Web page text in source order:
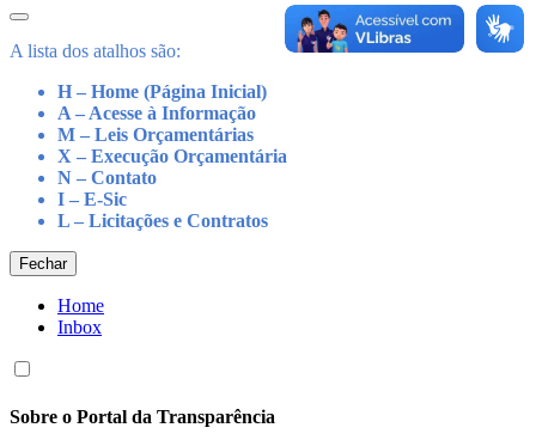
A lista dos atalhos são:
H – Home (Página Inicial)
A – Acesse à Informação
M – Leis Orçamentárias
X – Execução Orçamentária
N – Contato
I – E-Sic
L – Licitações e Contratos
Fechar
Home
Inbox
Sobre o Portal da Transparência